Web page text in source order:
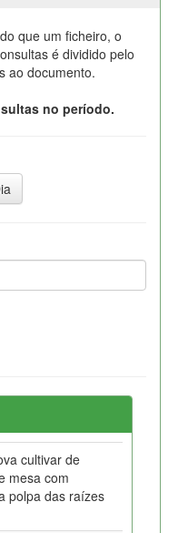
que um ficheiro, o
é dividido pelo
ao documento.
no período.
cultivar de
mesa com
polpa das raízes